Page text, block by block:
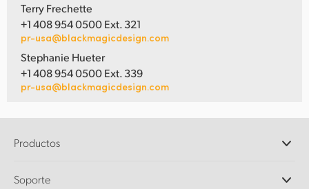
Terry Frechette
+1 408 954 0500 Ext. 321
pr-usa@blackmagicdesign.com
Stephanie Hueter
+1 408 954 0500 Ext. 339
pr-usa@blackmagicdesign.com
Productos
DaVinci Resolve y Fusion
Soporte